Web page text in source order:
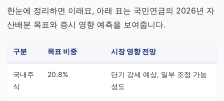
한눈에 정리하면 이래요, 아래 표는 국민연금의 2026년 자
산배분 목표와 증시 영향 예측을 보여줍니다.
구분 목표 비중 시장 영향 전망
국내주
식
20.8%
단기 강세 예상, 일부 조정 가능
성도